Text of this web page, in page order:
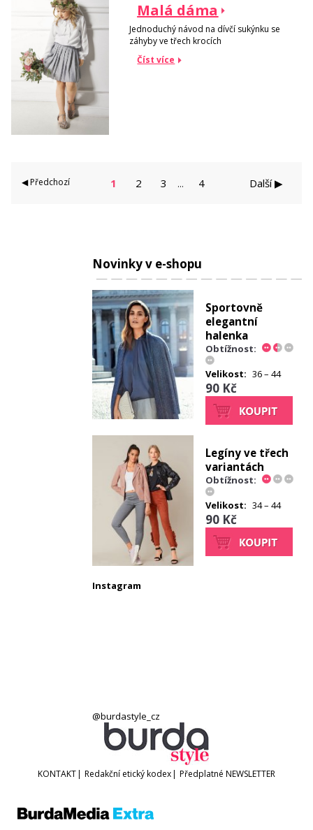
Malá dáma
Jednoduchý návod na dívčí sukýnku se
záhyby ve třech krocích
Číst více
◀ Předchozí 1 2 3 ... 4 Další ▶
Novinky v e-shopu
Sportovně
elegantní
halenka
Obtížnost:
Velikost: 36 – 44
90 Kč
Legíny ve třech
variantách
Obtížnost:
Velikost: 34 – 44
90 Kč
Instagram
@burdastyle_cz
KONTAKT| Redakční etický kodex| Předplatné NEWSLETTER